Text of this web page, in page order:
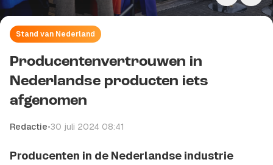
Stand van Nederland
Producentenvertrouwen in
Nederlandse producten iets
afgenomen
Redactie•30 juli 2024 08:41
Producenten in de Nederlandse industrie